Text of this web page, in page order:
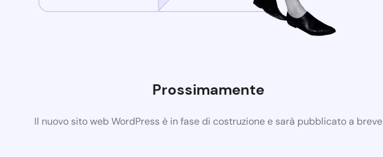
Prossimamente
Il nuovo sito web WordPress è in fase di costruzione e sarà pubblicato a breve